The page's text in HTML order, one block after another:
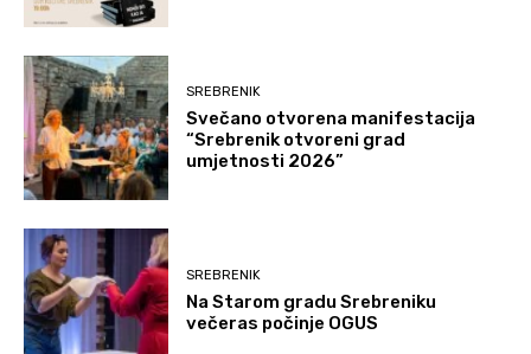
SREBRENIK
Svečano otvorena manifestacija
“Srebrenik otvoreni grad
umjetnosti 2026”
SREBRENIK
Na Starom gradu Srebreniku
večeras počinje OGUS